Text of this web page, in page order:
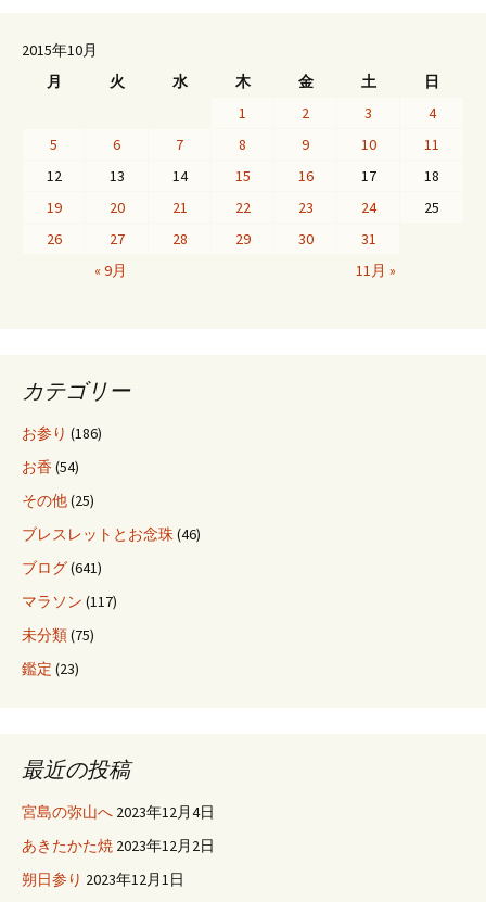
稿
ナ
ビ
ゲ
シ
ョ
ン
2015年10月
月
火 水 木 金 土
日
1
2 3
4
5
6 7 8 9 10
11
12
13 14 15 16 17
18
19
20 21 22 23 24
25
26
27 28 29 30
31
« 9月
11月 »
カテゴリー
お参り (186)
お香(54)
その他(25)
ブレスレットとお念珠(46)
ブログ(641)
マラソン (117)
未分類(75)
鑑定 (23)
最近の投稿
宮島の弥山へ 2023年12月4日
あきたかた焼 2023年12月2日
朔日参り 2023年12月1日